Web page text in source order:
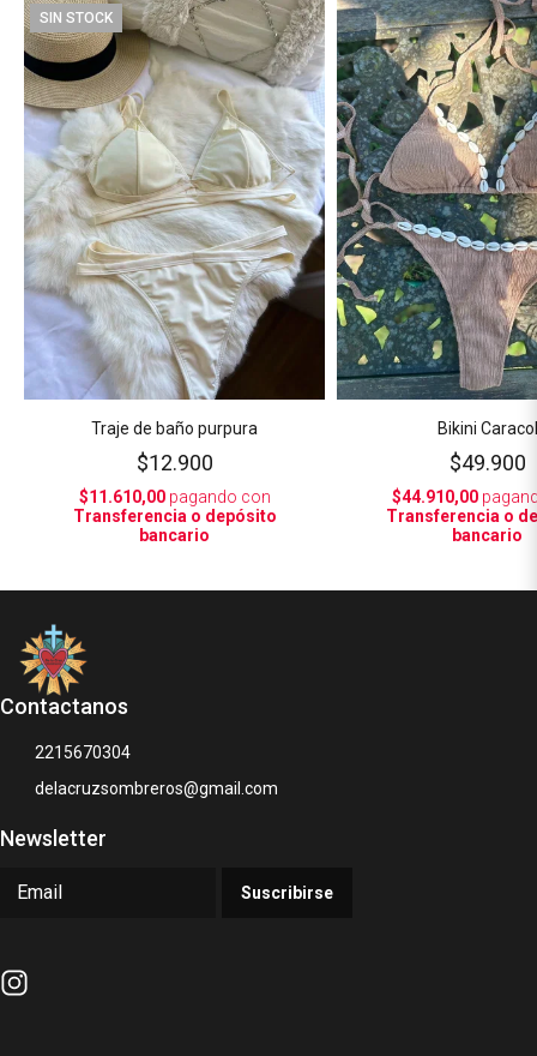
SIN STOCK
Traje de baño purpura
$12.900
$11.610,00pagando con
Transferencia o depósito
bancario
Bikini Caracol
$49.900
$44.910,00
Transferencia o
bancario
Contactanos
2215670304
delacruzsombreros@gmail.com
Newsletter
Suscribirse